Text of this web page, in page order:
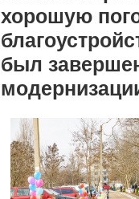
хорошую
был